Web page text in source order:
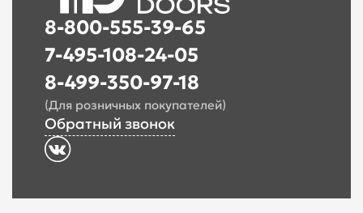
8-800-555-39-65
7-495-108-24-05
8-499-350-97-18
(Для розничных покупателей)
Обратный звонок